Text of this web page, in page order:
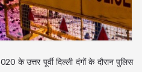
के उत्तर पूर्वी दिल्ली दंगों के दौरान पुलिस